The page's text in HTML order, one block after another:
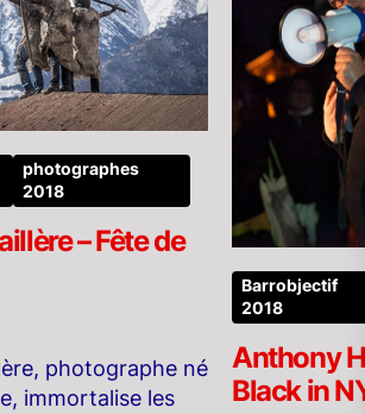
photographes
2018
– Fête de
photographe né
immortalise les
Barrobjectif
2018
Anthony
Black in